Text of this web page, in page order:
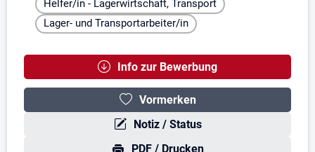
Helfer/in - Lagerwirtschaft, Transport
Lager- und Transportarbeiter/in
Info zur Bewerbung
Vormerken
Notiz / Status
PDF / Drucken